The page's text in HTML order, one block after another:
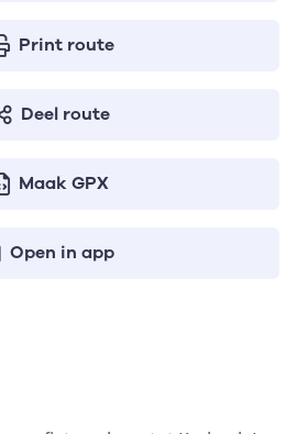
Print route
Deel route
Maak GPX
Open in app